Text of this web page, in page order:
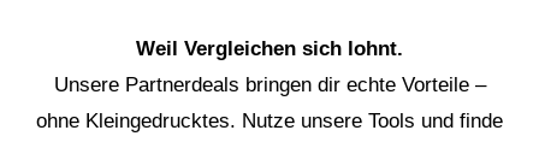
Weil Vergleichen sich lohnt.
Unsere Partnerdeals bringen dir echte Vorteile –
ohne Kleingedrucktes. Nutze unsere Tools und finde